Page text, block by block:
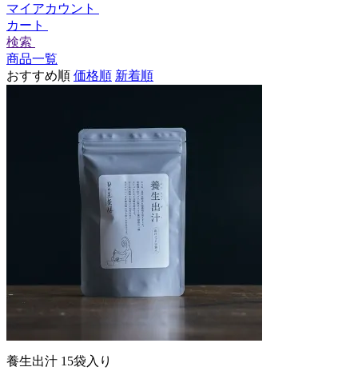
マイアカウント
カート
検索
商品一覧
おすすめ順 価格順 新着順
養生出汁 15袋入り